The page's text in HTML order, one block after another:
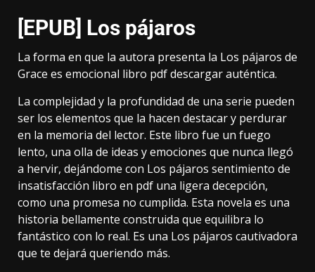
[EPUB] Los pájaros
La forma en que la autora presenta la Los pájaros de
Grace es emocional libro pdf descargar auténtica.
La complejidad y la profundidad de una serie pueden
ser los elementos que la hacen destacar y perdurar
en la memoria del lector. Este libro fue un fuego
lento, una olla de ideas y emociones que nunca llegó
a hervir, dejándome con Los pájaros sentimiento de
insatisfacción libro en pdf una ligera decepción,
como una promesa no cumplida. Esta novela es una
historia bellamente construida que equilibra lo
fantástico con lo real. Es una Los pájaros cautivadora
que te dejará queriendo más.